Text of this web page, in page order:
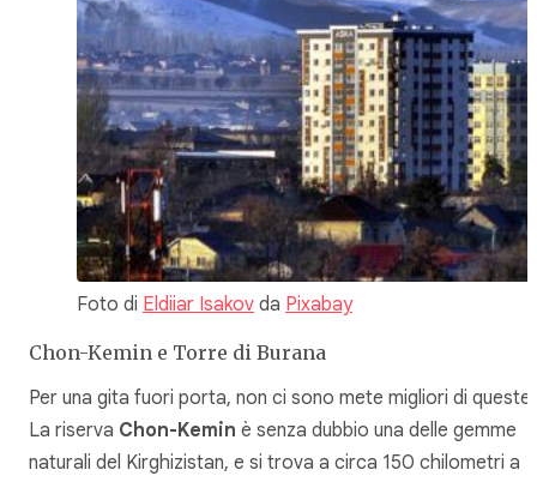
Foto di Eldiiar Isakov da Pixabay
Chon-Kemin e Torre di Burana
Per una gita fuori porta, non ci sono mete migliori di queste.
La riserva Chon-Kemin è senza dubbio una delle gemme
naturali del Kirghizistan, e si trova a circa 150 chilometri a